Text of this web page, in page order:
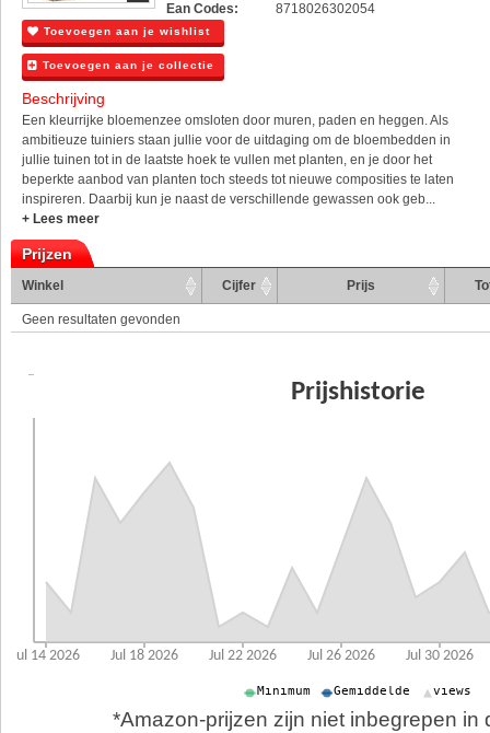
Ean Codes:
8718026302054
Toevoegen aan je wishlist
Toevoegen aan je collectie
Beschrijving
Een kleurrijke bloemenzee omsloten door muren, paden en heggen. Als
ambitieuze tuiniers staan jullie voor de uitdaging om de bloembedden in
jullie tuinen tot in de laatste hoek te vullen met planten, en je door het
beperkte aanbod van planten toch steeds tot nieuwe composities te laten
inspireren. Daarbij kun je naast de verschillende gewassen ook geb...
+ Lees meer
Prijzen
Winkel Cijfer Prijs
Geen resultaten gevonden
*Amazon-prijzen zijn niet inbegrepen in